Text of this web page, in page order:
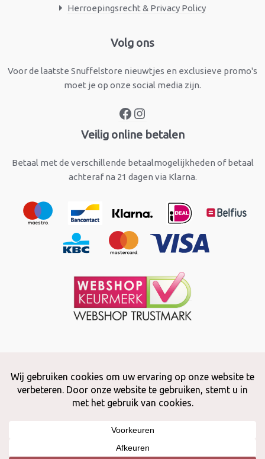
Herroepingsrecht & Privacy Policy
Volg ons
Voor de laatste Snuffelstore nieuwtjes en exclusieve promo's
moet je op onze social media zijn.
Facebook
Veilig online betalen
Betaal met de verschillende betaalmogelijkheden of betaal
achteraf na 21 dagen via Klarna.
Copyright © 2026 Snuffelstore
Adax BV - 0032 (0)50 66 56 51 -info@snuffelstore.be
Created byWeCodeIT